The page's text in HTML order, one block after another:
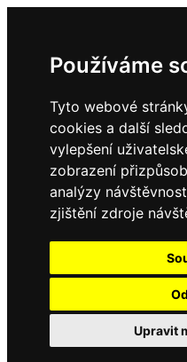
Používáme
Tyto webové
cookies a další
vylepšení
zobrazení
analýzy
zjištění zdroje
Upravit